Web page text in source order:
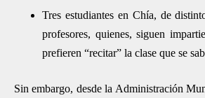
Tres estudiantes en Chía, de
profesores, quienes, siguen
prefieren “recitar” la clase que se
Sin embargo, desde la Administración